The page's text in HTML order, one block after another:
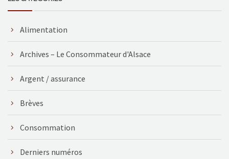
Alimentation
Archives – Le Consommateur d'Alsace
Argent / assurance
Brèves
Consommation
Derniers numéros